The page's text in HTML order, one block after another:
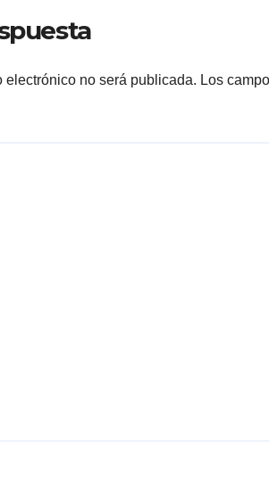
electrónico no será publicada. Los